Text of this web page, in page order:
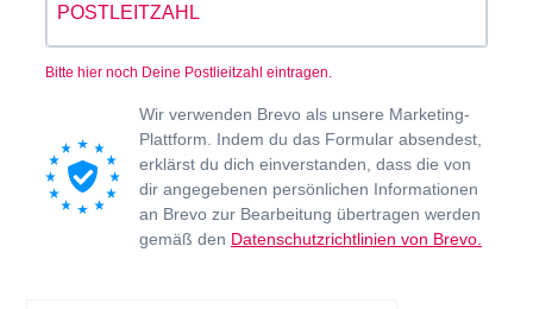
Bitte hier noch Deine Postlieitzahl eintragen.
Wir verwenden Brevo als unsere Marketing-
Plattform. Indem du das Formular absendest,
erklärst du dich einverstanden, dass die von
dir angegebenen persönlichen Informationen
an Brevo zur Bearbeitung übertragen werden
gemäß den Datenschutzrichtlinien von Brevo.